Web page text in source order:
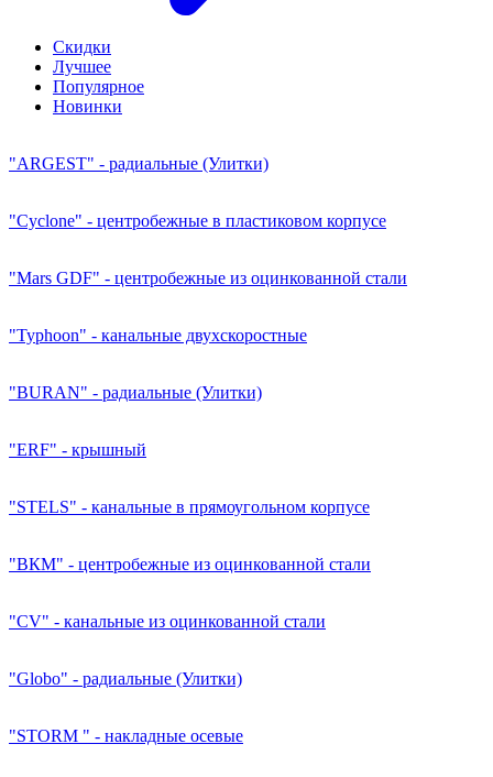
Скидки
Лучшее
Популярное
Новинки
"ARGEST" - радиальные (Улитки)
"Cyclone" - центробежные в пластиковом корпусе
"Mars GDF" - центробежные из оцинкованной стали
"Typhoon" - канальные двухскоростные
"BURAN" - радиальные (Улитки)
"ERF" - крышный
"STELS" - канальные в прямоугольном корпусе
"ВКМ" - центробежные из оцинкованной стали
"CV" - канальные из оцинкованной стали
"Globo" - радиальные (Улитки)
"STORM " - накладные осевые